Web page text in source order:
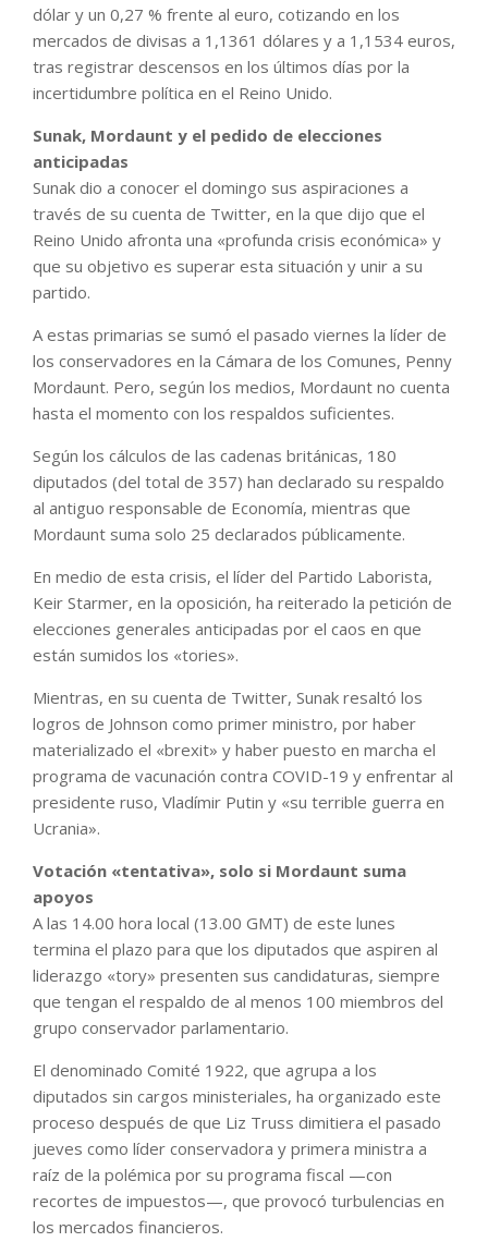
dólar y un 0,27 % frente al euro, cotizando en los
mercados de divisas a 1,1361 dólares y a 1,1534 euros,
tras registrar descensos en los últimos días por la
incertidumbre política en el Reino Unido.
Sunak, Mordaunt y el pedido de elecciones
anticipadas
Sunak dio a conocer el domingo sus aspiraciones a
través de su cuenta de Twitter, en la que dijo que el
Reino Unido afronta una «profunda crisis económica» y
que su objetivo es superar esta situación y unir a su
partido.
A estas primarias se sumó el pasado viernes la líder de
los conservadores en la Cámara de los Comunes, Penny
Mordaunt. Pero, según los medios, Mordaunt no cuenta
hasta el momento con los respaldos suficientes.
Según los cálculos de las cadenas británicas, 180
diputados (del total de 357) han declarado su respaldo
al antiguo responsable de Economía, mientras que
Mordaunt suma solo 25 declarados públicamente.
En medio de esta crisis, el líder del Partido Laborista,
Keir Starmer, en la oposición, ha reiterado la petición de
elecciones generales anticipadas por el caos en que
están sumidos los «tories».
Mientras, en su cuenta de Twitter, Sunak resaltó los
logros de Johnson como primer ministro, por haber
materializado el «brexit» y haber puesto en marcha el
programa de vacunación contra COVID-19 y enfrentar al
presidente ruso, Vladímir Putin y «su terrible guerra en
Ucrania».
Votación «tentativa», solo si Mordaunt suma
apoyos
A las 14.00 hora local (13.00 GMT) de este lunes
termina el plazo para que los diputados que aspiren al
liderazgo «tory» presenten sus candidaturas, siempre
que tengan el respaldo de al menos 100 miembros del
grupo conservador parlamentario.
El denominado Comité 1922, que agrupa a los
diputados sin cargos ministeriales, ha organizado este
proceso después de que Liz Truss dimitiera el pasado
jueves como líder conservadora y primera ministra a
raíz de la polémica por su programa fiscal —con
recortes de impuestos—, que provocó turbulencias en
los mercados financieros.